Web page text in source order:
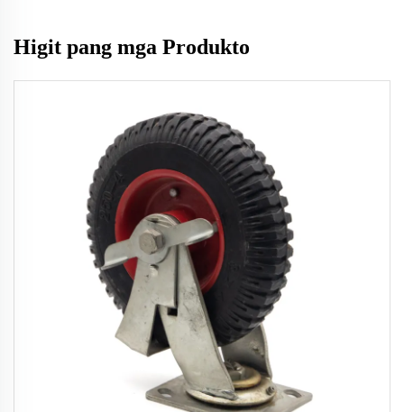
Higit pang mga Produkto